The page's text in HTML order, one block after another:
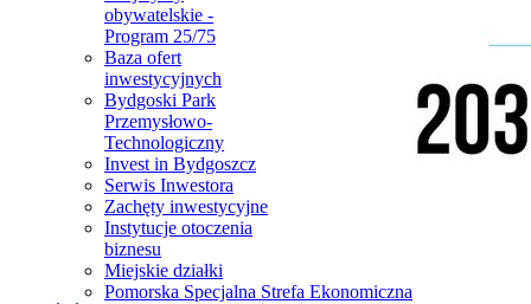
obywatelskie -
Program 25/75
Baza ofert
inwestycyjnych
Bydgoski Park
Przemysłowo-
Technologiczny
Invest in Bydgoszcz
Serwis Inwestora
Zachęty inwestycyjne
Instytucje otoczenia
biznesu
Miejskie działki
Pomorska Specjalna Strefa Ekonomiczna